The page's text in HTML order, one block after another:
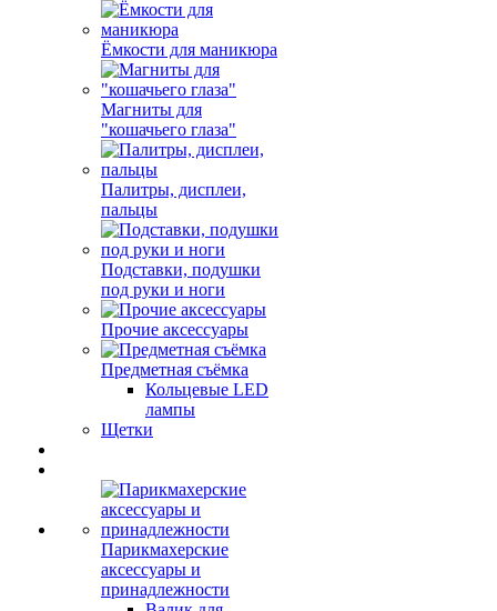
Ёмкости для маникюра
Магниты для
"кошачьего глаза"
Палитры, дисплеи,
пальцы
Подставки, подушки
под руки и ноги
Прочие аксессуары
Предметная съёмка
Кольцевые LED
лампы
Щетки
Парикмахерские
аксессуары и
принадлежности